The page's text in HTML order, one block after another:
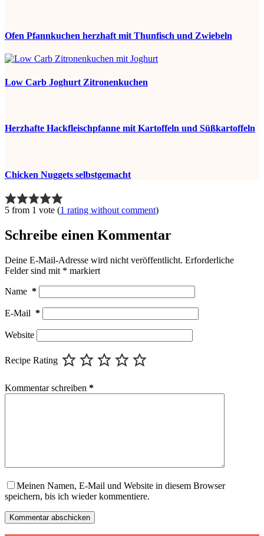
Ofen Pfannkuchen herzhaft mit Thunfisch und Zwiebeln
Low Carb Joghurt Zitronenkuchen
Herzhafte Hackfleischpfanne mit Kartoffeln und Süßkartoffeln
Chicken Nuggets selbstgemacht
5 from 1 vote (1 rating without comment)
Schreibe einen Kommentar
Deine E-Mail-Adresse wird nicht veröffentlicht. Erforderliche
Felder sind mit * markiert
Name *
E-Mail *
Website
Recipe Rating
Kommentar schreiben *
Meinen Namen, E-Mail und Website in diesem Browser
speichern, bis ich wieder kommentiere.
Kommentar abschicken